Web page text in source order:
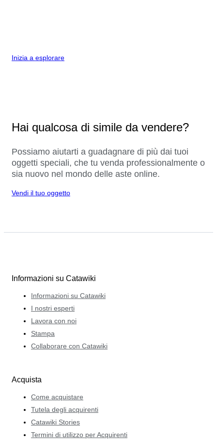
Inizia a esplorare
Hai qualcosa di simile da vendere?
Possiamo aiutarti a guadagnare di più dai tuoi
oggetti speciali, che tu venda professionalmente o
sia nuovo nel mondo delle aste online.
Vendi il tuo oggetto
Informazioni su Catawiki
Informazioni su Catawiki
I nostri esperti
Lavora con noi
Stampa
Collaborare con Catawiki
Acquista
Come acquistare
Tutela degli acquirenti
Catawiki Stories
Termini di utilizzo per Acquirenti